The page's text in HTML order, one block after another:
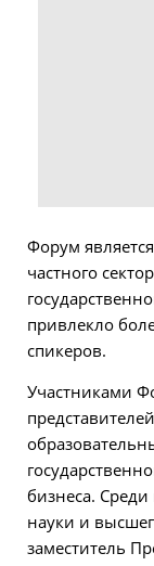
Форум
частного
привлекло
спикеров.
Участниками
бизнеса.
науки и
заместитель